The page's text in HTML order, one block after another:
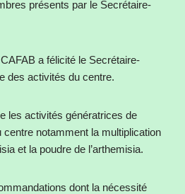
présents par le Secrétaire-
a félicité le Secrétaire-
des activités du centre.
les activités génératrices de
notamment la multiplication
et la poudre de l’arthemisia.
dont la nécessité